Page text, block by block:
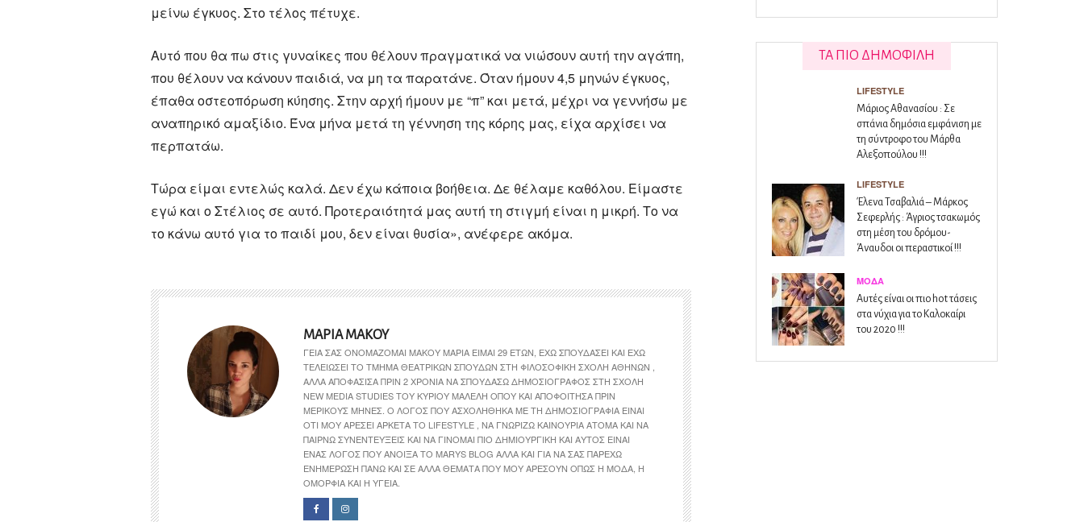
μείνω έγκυος. Στο τέλος πέτυχε.
Αυτό που θα πω στις γυναίκες που θέλουν πραγματικά να νιώσουν αυτή την αγάπη,
που θέλουν να κάνουν παιδιά, να μη τα παρατάνε. Όταν ήμουν 4,5 μηνών έγκυος,
έπαθα οστεοπόρωση κύησης. Στην αρχή ήμουν με “π” και μετά, μέχρι να γεννήσω με
αναπηρικό αμαξίδιο. Ένα μήνα μετά τη γέννηση της κόρης μας, είχα αρχίσει να
περπατάω.
Τώρα είμαι εντελώς καλά. Δεν έχω κάποια βοήθεια. Δε θέλαμε καθόλου. Είμαστε
εγώ και ο Στέλιος σε αυτό. Προτεραιότητά μας αυτή τη στιγμή είναι η μικρή. Το να
το κάνω αυτό για το παιδί μου, δεν είναι θυσία», ανέφερε ακόμα.
ΜΑΡΊΑ ΜΆΚΟΥ
ΓΕΙΑ ΣΑΣ ΟΝΟΜΆΖΟΜΑΙ ΜΆΚΟΥ ΜΑΡΊΑ ΕΊΜΑΙ 29 ΕΤΏΝ, ΈΧΩ ΣΠΟΥΔΆΣΕΙ ΚΑΙ ΈΧΩ
ΤΕΛΕΙΏΣΕΙ ΤΟ ΤΜΉΜΑ ΘΕΑΤΡΙΚΏΝ ΣΠΟΥΔΏΝ ΣΤΗ ΦΙΛΟΣΟΦΙΚΉ ΣΧΟΛΉ ΑΘΗΝΏΝ ,
ΑΛΛΆ ΑΠΟΦΆΣΙΣΑ ΠΡΙΝ 2 ΧΡΌΝΙΑ ΝΑ ΣΠΟΥΔΆΣΩ ΔΗΜΟΣΙΟΓΡΆΦΟΣ ΣΤΗ ΣΧΟΛΉ
NEW MEDIA STUDIES ΤΟΥ ΚΎΡΙΟΥ ΜΑΛΈΛΗ ΌΠΟΥ ΚΑΙ ΑΠΟΦΟΊΤΗΣΑ ΠΡΙΝ
ΜΕΡΙΚΟΎΣ ΜΉΝΕΣ. Ο ΛΌΓΟΣ ΠΟΥ ΑΣΧΟΛΉΘΗΚΑ ΜΕ ΤΗ ΔΗΜΟΣΙΟΓΡΑΦΊΑ ΕΊΝΑΙ
ΌΤΙ ΜΟΥ ΑΡΈΣΕΙ ΑΡΚΕΤΆ ΤΟ LIFESTYLE , ΝΑ ΓΝΩΡΊΖΩ ΚΑΙΝΟΎΡΙΑ ΆΤΟΜΑ ΚΑΙ ΝΑ
ΠΑΊΡΝΩ ΣΥΝΕΝΤΕΎΞΕΙΣ ΚΑΙ ΝΑ ΓΊΝΟΜΑΙ ΠΙΟ ΔΗΜΙΟΥΡΓΙΚΉ ΚΑΙ ΑΥΤΌΣ ΕΊΝΑΙ
ΈΝΑΣ ΛΌΓΟΣ ΠΟΥ ΆΝΟΙΞΑ ΤΟ MARYS BLOG ΑΛΛΆ ΚΑΙ ΓΙΑ ΝΑ ΣΑΣ ΠΑΡΈΧΩ
ΕΝΗΜΈΡΩΣΗ ΠΆΝΩ ΚΑΙ ΣΕ ΆΛΛΑ ΘΈΜΑΤΑ ΠΟΥ ΜΟΥ ΑΡΈΣΟΥΝ ΌΠΩΣ Η ΜΌΔΑ, Η
ΟΜΟΡΦΙΆ ΚΑΙ Η ΥΓΕΊΑ.
ΤΑ ΠΙΟ ΔΗΜΟΦΙΛΗ
LIFESTYLE
Μάριος Αθανασίου : Σε
σπάνια δημόσια εμφάνιση με
τη σύντροφο του Μάρθα
Αλεξοπούλου !!!
LIFESTYLE
Έλενα Τσαβαλιά – Μάρκος
Σεφερλής : Άγριος τσακωμός
στη μέση του δρόμου-
Άναυδοι οι περαστικοί !!!
ΜΌΔΑ
Αυτές είναι οι πιο hot τάσεις
στα νύχια για το Καλοκαίρι
του 2020 !!!